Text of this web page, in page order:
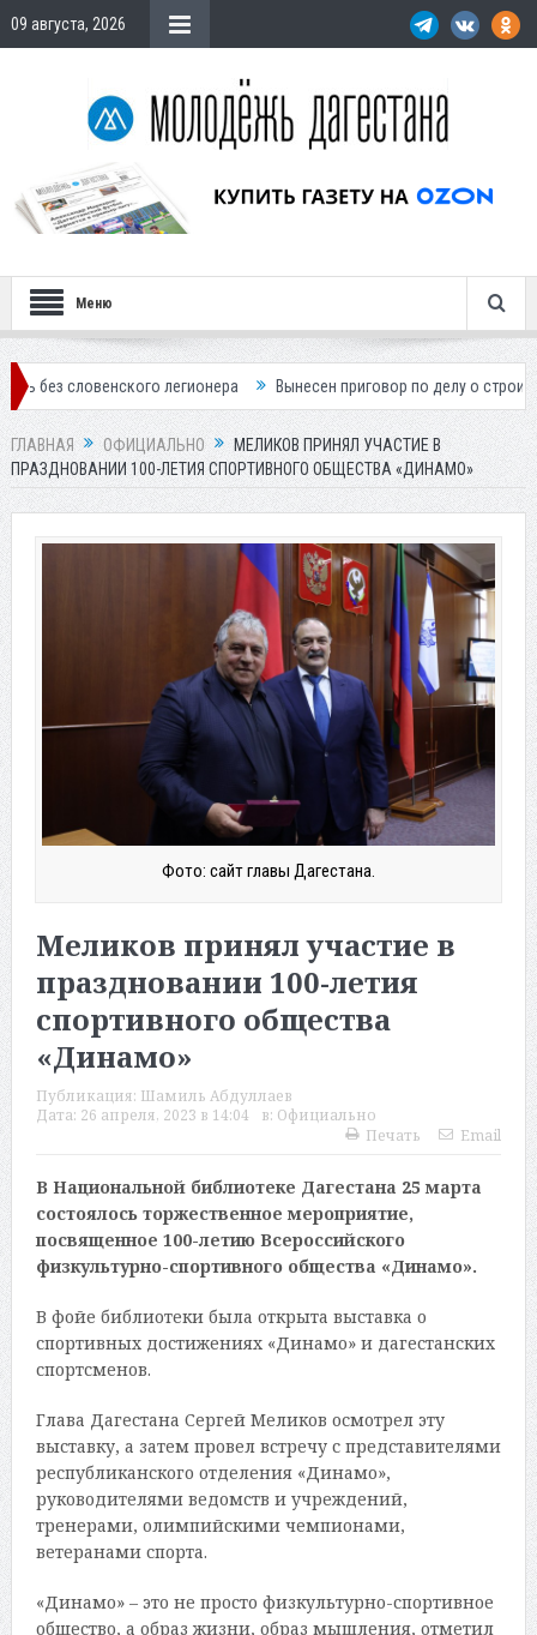
09 августа, 2026
Меню
легионера Вынесен приговор по делу о строительстве
ГЛАВНАЯ ОФИЦИАЛЬНО
МЕЛИКОВ ПРИНЯЛ УЧАСТИЕ В
ПРАЗДНОВАНИИ 100-ЛЕТИЯ СПОРТИВНОГО ОБЩЕСТВА «ДИНАМО»
Фото: сайт главы Дагестана.
Меликов принял участие в
праздновании 100-летия
спортивного общества
«Динамо»
Публикация: Шамиль Абдуллаев
Дата: 26 апреля, 2023 в 14:04 в: Официально
Печать
Email
В Национальной библиотеке Дагестана 25 марта
состоялось торжественное мероприятие,
посвященное 100-летию Всероссийского
физкультурно-спортивного общества «Динамо».
В фойе библиотеки была открыта выставка о
спортивных достижениях «Динамо» и дагестанских
спортсменов.
Глава Дагестана Сергей Меликов осмотрел эту
выставку, а затем провел встречу с представителями
республиканского отделения «Динамо»,
руководителями ведомств и учреждений,
тренерами, олимпийскими чемпионами,
ветеранами спорта.
«Динамо» – это не просто физкультурно-спортивное
общество, а образ жизни, образ мышления, отметил